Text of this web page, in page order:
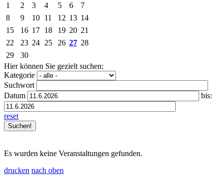
1
2 3 4 5 6
7
8
9 10 11 12 13 14
15
16 17 18 19 20 21
22
23 24 25 26 27 28
29
30
Hier können Sie gezielt suchen:
Kategorie
Suchwort
Datum
bis:
reset
Es wurden keine Veranstaltungen gefunden.
drucken nach oben